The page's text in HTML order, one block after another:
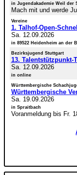
in Jugendakademie Weil der
Mach mit und werde
Vereine
1. Talhof-Open-
Sa. 12.09.2026
in 89522 Heidenheim an der
Bezirksjugend Stuttgart
13. Talentstützpunkt-
Sa. 12.09.2026
in online
Württembergische
Württembergische
Sa. 19.09.2026
in Spraitbach
Voranmeldung bis Fr.